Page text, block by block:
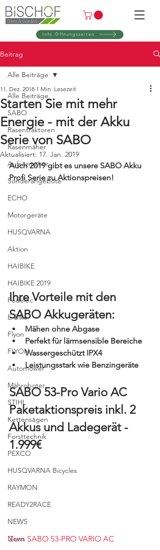
Info Öffnungszeiten
Beitrag
Alle Beiträge
SABO
Rasentraktoren
Rasenmäher
Aufsitzmäher
Sonderangebote
ECHO
Motorgeräte
HUSQVARNA
Aktion
HAIBIKE
HAIBIKE 2019
Pedelec
E-Bike
Flyon
FLYON
Automower
Mähroboter
STIHL
Kettensägen
Forsttechnik
PEXCO
HUSQVARNA Bicycles
RAYMON
READY2RACE
NEWS
News
Alle Beiträge
Starten Sie mit mehr
Energie - mit der Akku
Serie von SABO
11. Dez. 2018 1 Min. Lesezeit
Aktualisiert: 17. Jan. 2019
Auch 2019 gibt es unsere SABO Akku
Profi Serie zu Aktionspreisen!
Ihre Vorteile mit den
SABO Akkugeräten:
Mähen ohne Abgase
Perfekt für lärmsensible Bereiche
Wassergeschützt IPX4
Leistungsstark wie Benzingeräte
SABO 53-Pro Vario AC
Paketaktionspreis inkl. 2
Akkus und Ladegerät -
1.999€
Zum SABO 53-PRO VARIO AC